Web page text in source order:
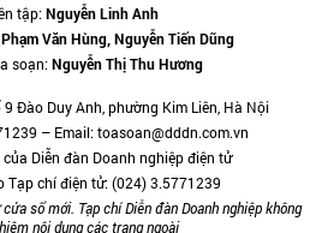
tập:Nguyễn Linh Anh
Phạm Văn Hùng, Nguyễn Tiến Dũng
soạn:Nguyễn Thị Thu Hương
Đào Duy Anh, phường Kim Liên, Hà Nội
– Email: toasoan@dddn.com.vn
Diễn đàn Doanh nghiệp điện tử
Tạp chí điện tử: (024) 3.5771239
sổ mới. Tạp chí Diễn đàn Doanh nghiệp không
nội dung các trang ngoài